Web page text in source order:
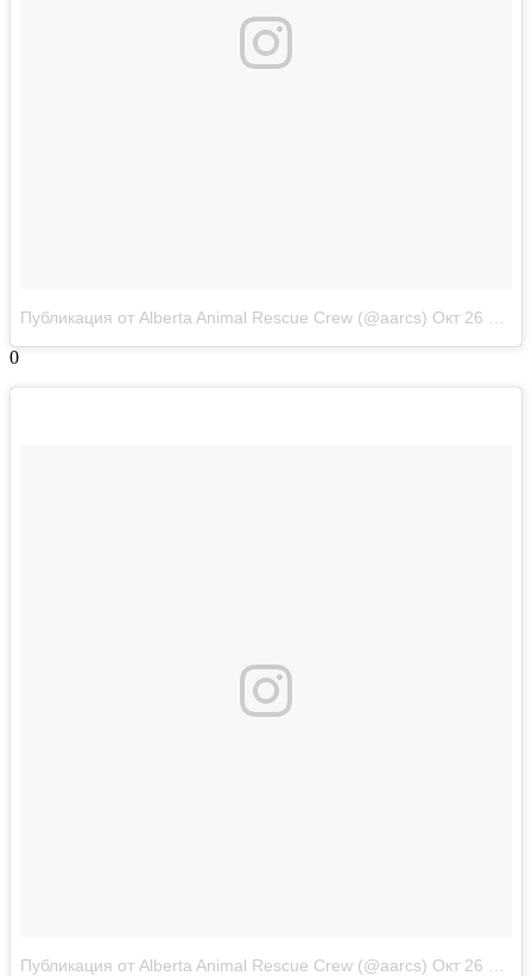
Публикация от Alberta Animal Rescue Crew (@aarcs) Окт 26 2017 в 9:42 PDT
0
Публикация от Alberta Animal Rescue Crew (@aarcs) Окт 26 2017 в 9:42 PDT